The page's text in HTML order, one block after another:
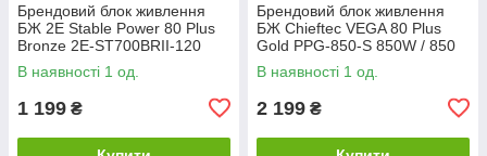
Брендовий блок живлення
БЖ 2E Stable Power 80 Plus
Bronze 2E-ST700BRII-120
700 W / 700 Вт No 26290605
В наявності 1 од.
1 199 ₴
Брендовий блок живлення
БЖ Chieftec VEGA 80 Plus
Gold PPG-850-S 850W / 850
Вт No 262906101
В наявності 1 од.
2 199 ₴